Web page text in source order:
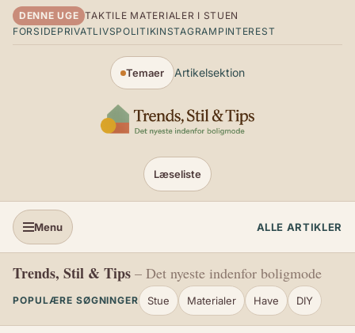
Spring til indhold
DENNE UGE TAKTILE MATERIALER I STUEN
FORSIDEPRIVATLIVSPOLITIKINSTAGRAM PINTEREST
Temaer Artikelsektion
Læseliste
Menu ALLE ARTIKLER
Trends, Stil & Tips – Det nyeste indenfor boligmode
POPULÆRE SØGNINGER Stue Materialer Have DIY